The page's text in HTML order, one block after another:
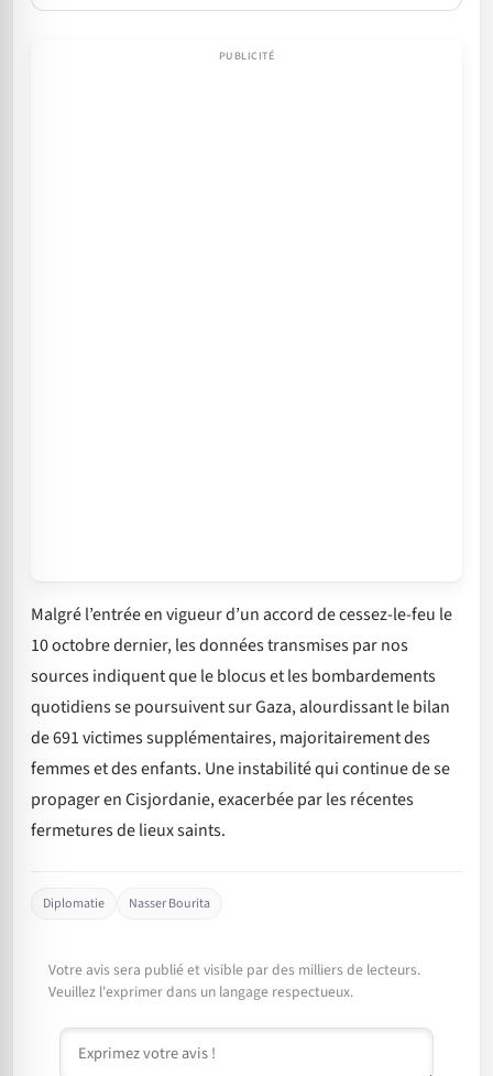
Malgré l’entrée en vigueur d’un accord de cessez-le-feu le
10 octobre dernier, les données transmises par nos
sources indiquent que le blocus et les bombardements
quotidiens se poursuivent sur Gaza, alourdissant le bilan
de 691 victimes supplémentaires, majoritairement des
femmes et des enfants. Une instabilité qui continue de se
propager en Cisjordanie, exacerbée par les récentes
fermetures de lieux saints.
Diplomatie Nasser Bourita
Votre avis sera publié et visible par des milliers de lecteurs.
Veuillez l'exprimer dans un langage respectueux.
Commentaire